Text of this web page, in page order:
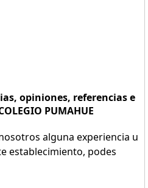
opiniones, referencias e
PUMAHUE
alguna experiencia u
establecimiento, podes